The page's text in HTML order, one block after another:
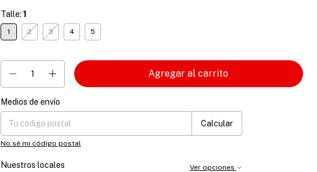
Talle: 1
1 2 3 4 5
Entregas para el CP:
Medios de envío
Calcular
No sé mi código postal
Nuestros locales Ver opciones